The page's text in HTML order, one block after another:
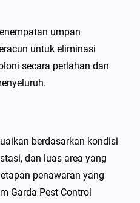
umpan
untuk eliminasi
secara perlahan dan
berdasarkan kondisi
dan luas area yang
penawaran yang
Garda Pest Control